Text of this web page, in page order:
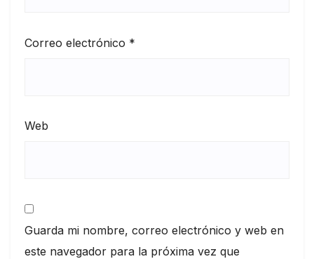
Correo electrónico *
Web
Guarda mi nombre, correo electrónico y web en
este navegador para la próxima vez que